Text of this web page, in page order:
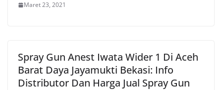
Maret 23, 2021
Spray Gun Anest Iwata Wider 1 Di Aceh
Barat Daya Jayamukti Bekasi: Info
Distributor Dan Harga Jual Spray Gun